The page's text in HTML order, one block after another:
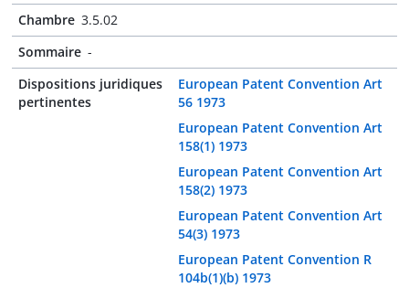
Chambre 3.5.02
Sommaire -
Dispositions juridiques
pertinentes
European Patent Convention Art
56 1973
European Patent Convention Art
158(1) 1973
European Patent Convention Art
158(2) 1973
European Patent Convention Art
54(3) 1973
European Patent Convention R
104b(1)(b) 1973